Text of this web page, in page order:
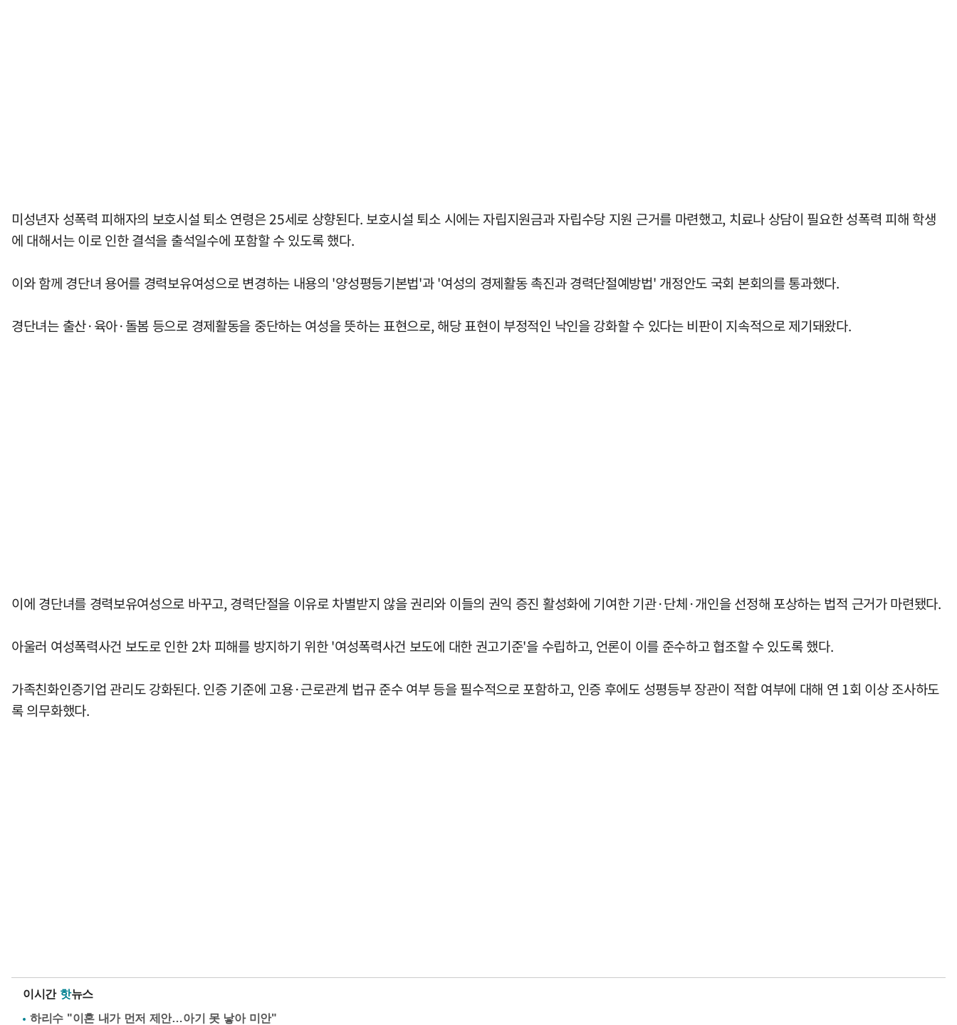
미성년자 성폭력 피해자의 보호시설 퇴소 연령은 25세로 상향된다. 보호시설 퇴소 시에는 자립지원금과 자립수당 지원 근거를 마련했고, 치료나 상담이 필요한 성폭력 피해 학생
에 대해서는 이로 인한 결석을 출석일수에 포함할 수 있도록 했다.
이와 함께 경단녀 용어를 경력보유여성으로 변경하는 내용의 '양성평등기본법'과 '여성의 경제활동 촉진과 경력단절예방법' 개정안도 국회 본회의를 통과했다.
경단녀는 출산·육아·돌봄 등으로 경제활동을 중단하는 여성을 뜻하는 표현으로, 해당 표현이 부정적인 낙인을 강화할 수 있다는 비판이 지속적으로 제기돼왔다.
이에 경단녀를 경력보유여성으로 바꾸고, 경력단절을 이유로 차별받지 않을 권리와 이들의 권익 증진 활성화에 기여한 기관·단체·개인을 선정해 포상하는 법적 근거가 마련됐다.
아울러 여성폭력사건 보도로 인한 2차 피해를 방지하기 위한 '여성폭력사건 보도에 대한 권고기준'을 수립하고, 언론이 이를 준수하고 협조할 수 있도록 했다.
가족친화인증기업 관리도 강화된다. 인증 기준에 고용·근로관계 법규 준수 여부 등을 필수적으로 포함하고, 인증 후에도 성평등부 장관이 적합 여부에 대해 연 1회 이상 조사하도
록 의무화했다.
이시간 핫뉴스
하리수 "이혼 내가 먼저 제안…아기 못 낳아 미안"